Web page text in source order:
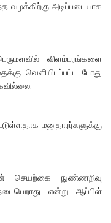
அடிப்படையாக
விளம்பரங்களை
வெளியிடப்பட்ட போது
மனுதாரர்களுக்கு
செயற்கை நுண்ணறிவு
என்று ஆப்பிள்